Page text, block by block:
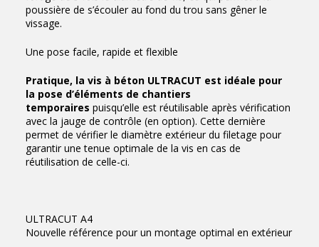
poussière de s’écouler au fond du trou sans gêner le
vissage.
Une pose facile, rapide et flexible
Pratique, la vis à béton ULTRACUT est idéale pour
la pose d’éléments de chantiers
temporaires puisqu’elle est réutilisable après vérification
avec la jauge de contrôle (en option). Cette dernière
permet de vérifier le diamètre extérieur du filetage pour
garantir une tenue optimale de la vis en cas de
réutilisation de celle-ci.
ULTRACUT A4
Nouvelle référence pour un montage optimal en extérieur